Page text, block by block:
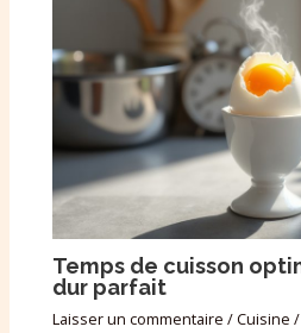
Temps de cuisson
dur parfait
Laisser un commentaire /Cuisine